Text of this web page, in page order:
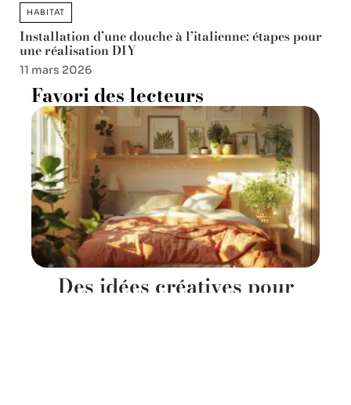
HABITAT
Installation d’une douche à l’italienne: étapes pour
une réalisation DIY
11 mars 2026
Favori des lecteurs
Des idées créatives pour